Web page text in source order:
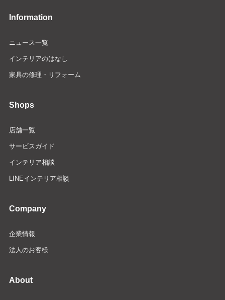
Information
ニュース一覧
インテリアのはなし
家具の修理・リフォーム
Shops
店舗一覧
サービスガイド
インテリア相談
LINEインテリア相談
Company
企業情報
法人のお客様
About